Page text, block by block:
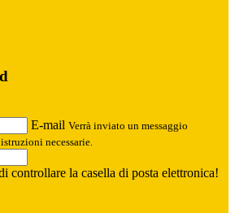
E-mail Verrà inviato un messaggio
necessarie.
controllare la casella di posta elettronica!